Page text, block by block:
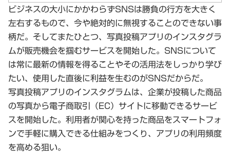
ビジネスの大小にかかわらずSNSは勝負の行方を大きく
左右するもので、今や絶対的に無視することのできない事
柄だ。そしてまたひとつ、写真投稿アプリのインスタグラ
ムが販売機会を掴むサービスを開始した。SNSについて
は常に最新の情報を得ることやその活用法をしっかり学び
たい、使用した直後に利益を生むのがSNSだからだ。
写真投稿アプリのインスタグラムは、企業が投稿した商品
の写真から電子商取引（EC）サイトに移動できるサービ
スを開始した。利用者が関心を持った商品をスマートフォ
ンで手軽に購入できる仕組みをつくり、アプリの利用頻度
を高める狙い。